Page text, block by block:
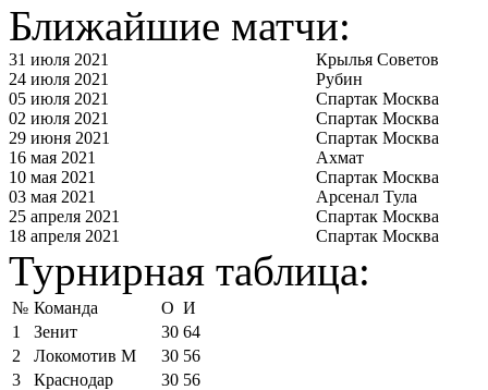
Ближайшие матчи:
31 июля 2021
Крылья Советов
24 июля 2021
Рубин
05 июля 2021
Спартак Москва
02 июля 2021
Спартак Москва
29 июня 2021
Спартак Москва
16 мая 2021
Ахмат
10 мая 2021
Спартак Москва
03 мая 2021
Арсенал Тула
25 апреля 2021
Спартак Москва
18 апреля 2021
Спартак Москва
Турнирная таблица:
№ Команда О И
1
Зенит 30 64
2
Локомотив М 30 56
3
Краснодар 30 56